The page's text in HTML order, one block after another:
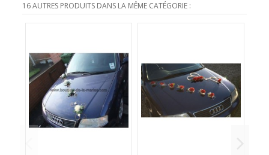
16 AUTRES PRODUITS DANS LA MÊME CATÉGORIE :